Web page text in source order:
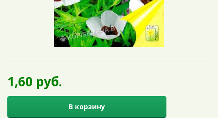
1,60 руб.
В корзину